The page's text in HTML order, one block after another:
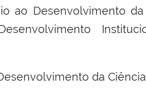
ao Desenvolvimento
da